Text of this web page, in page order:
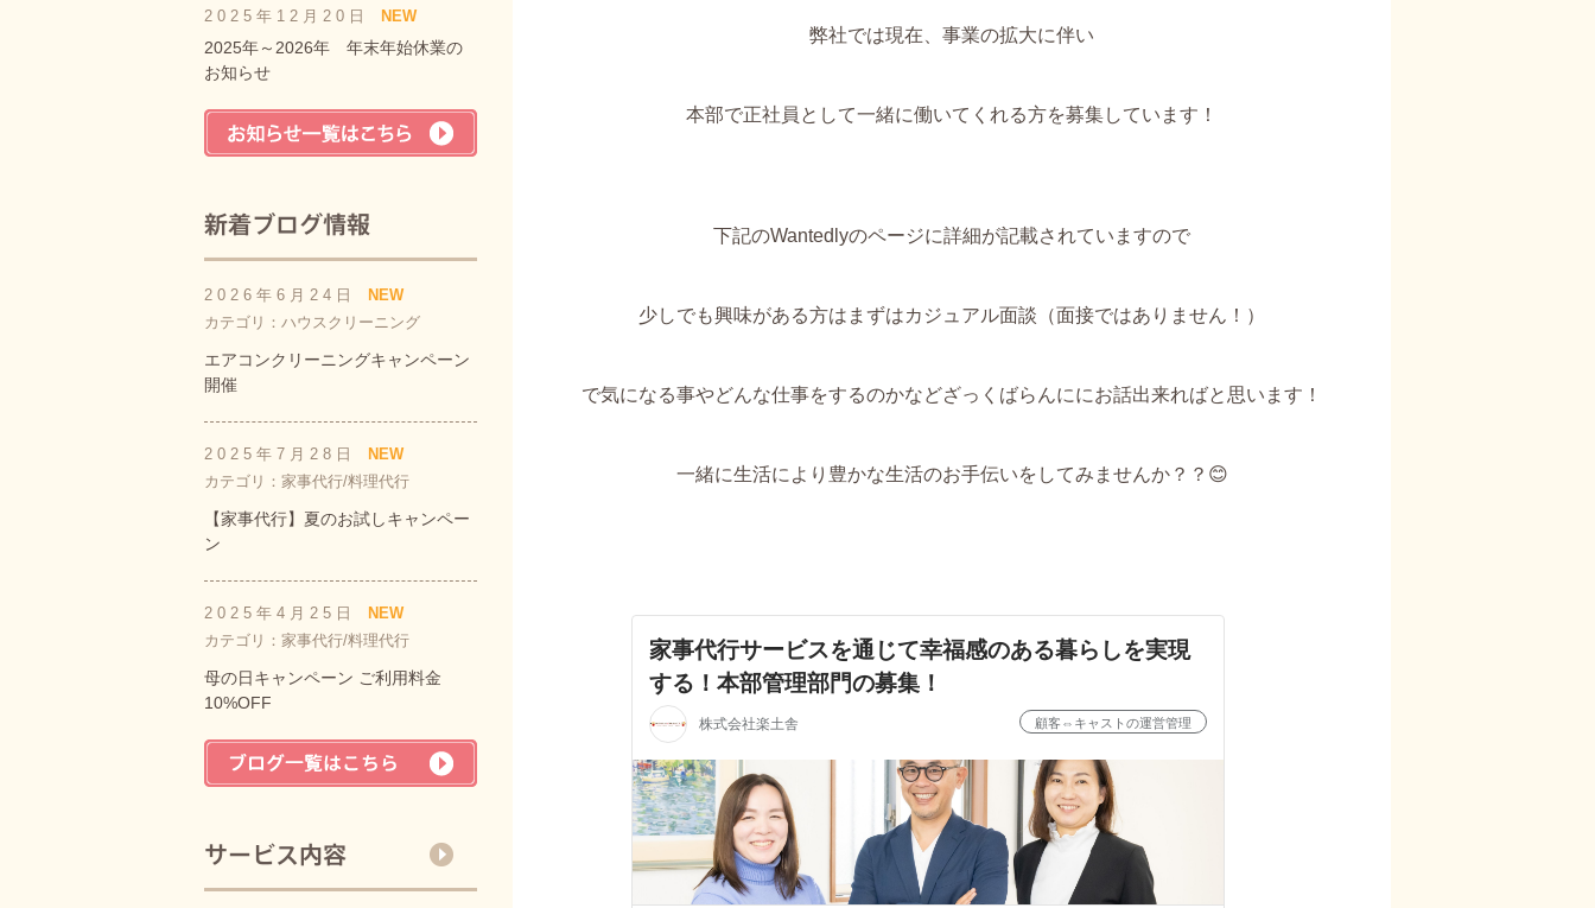
弊社では現在、事業の拡大に伴い
本部で正社員として一緒に働いてくれる方を募集しています！
下記のWantedlyのページに詳細が記載されていますので
少しでも興味がある方はまずはカジュアル面談（面接ではありません！）
で気になる事やどんな仕事をするのかなどざっくばらんににお話出来ればと思います！
一緒に生活により豊かな生活のお手伝いをしてみませんか？？😊
2025年12月20日 NEW
2025年～2026年 年末年始休業の
お知らせ
2026年6月24日
NEW
カテゴリ：ハウスクリーニング
エアコンクリーニングキャンペーン
開催
2025年7月28日
NEW
カテゴリ：家事代行/料理代行
【家事代行】夏のお試しキャンペー
ン
2025年4月25日
NEW
カテゴリ：家事代行/料理代行
母の日キャンペーン ご利用料金
10%OFF